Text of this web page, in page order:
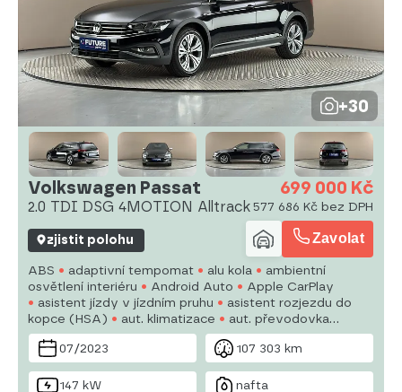
+30
Volkswagen Passat
2.0 TDI DSG 4MOTION Alltrack
699 000 Kč
577 686 Kč bez DPH
zjistit polohu Zavolat
ABS adaptivní tempomat alu kola
ambientní
osvětlení interiéru
Android Auto
Apple CarPlay
asistent jízdy v jízdním pruhu
asistent rozjezdu do
kopce (HSA)
aut. klimatizace
aut. převodovka
autorádio
bezklíčové odemykání
bluetooth
brzdový asistent
centrál dálkový
07/2023 107 303 km
147 kW nafta